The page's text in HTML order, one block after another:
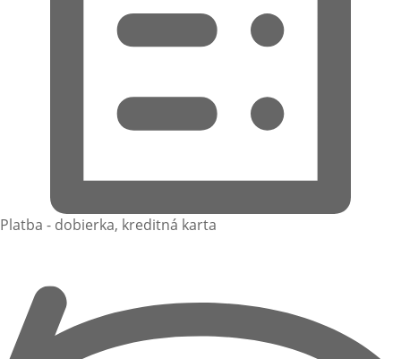
Platba - dobierka, kreditná karta